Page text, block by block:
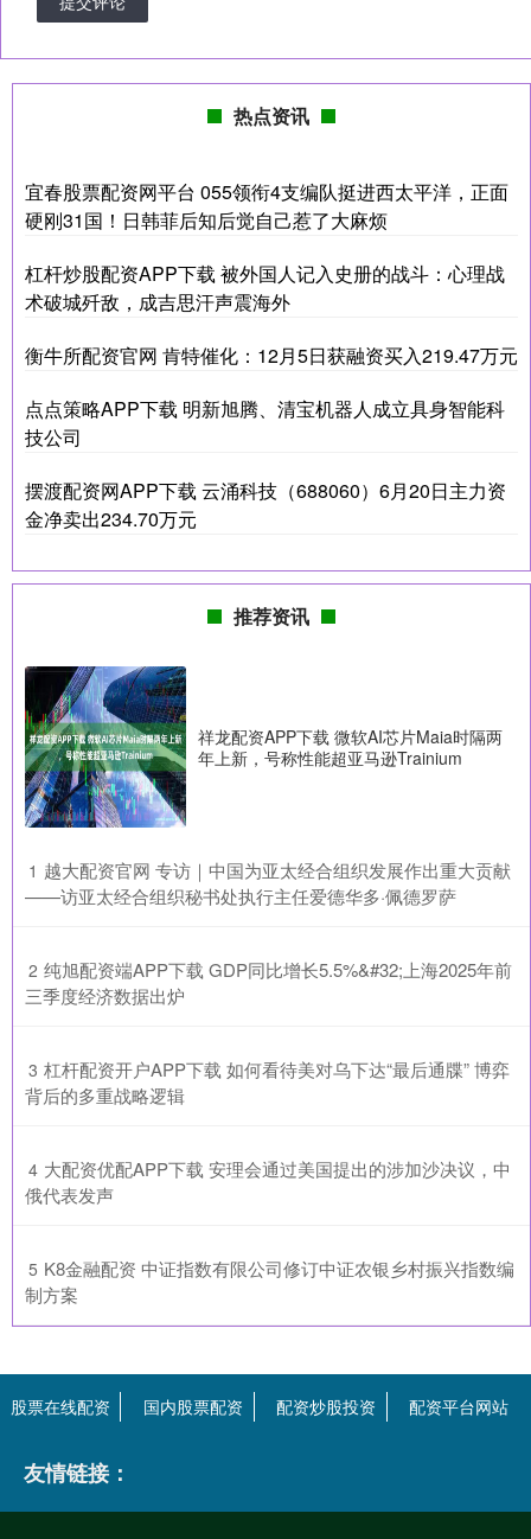
热点资讯
宜春股票配资网平台 055领衔4支编队挺进西太平洋，正面
硬刚31国！日韩菲后知后觉自己惹了大麻烦
杠杆炒股配资APP下载 被外国人记入史册的战斗：心理战
术破城歼敌，成吉思汗声震海外
衡牛所配资官网 肯特催化：12月5日获融资买入219.47万元
点点策略APP下载 明新旭腾、清宝机器人成立具身智能科
技公司
摆渡配资网APP下载 云涌科技（688060）6月20日主力资
金净卖出234.70万元
推荐资讯
祥龙配资APP下载 微软AI芯片Maia时隔两
年上新，号称性能超亚马逊Trainium
1 ​越大配资官网 专访｜中国为亚太经合组织发展作出重大贡献
——访亚太经合组织秘书处执行主任爱德华多·佩德罗萨
2 ​纯旭配资端APP下载 GDP同比增长5.5%&#32;上海2025年前
三季度经济数据出炉
3 ​杠杆配资开户APP下载 如何看待美对乌下达“最后通牒” 博弈
背后的多重战略逻辑
4 ​大配资优配APP下载 安理会通过美国提出的涉加沙决议，中
俄代表发声
5 ​K8金融配资 中证指数有限公司修订中证农银乡村振兴指数编
制方案
股票在线配资 国内股票配资 配资炒股投资 配资平台网站
友情链接：